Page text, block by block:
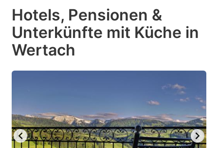
Hotels, Pensionen &
Unterkünfte mit Küche in
Wertach